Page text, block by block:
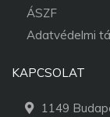
ÁSZF
Adatvédelmi
KAPCSOLAT
1149